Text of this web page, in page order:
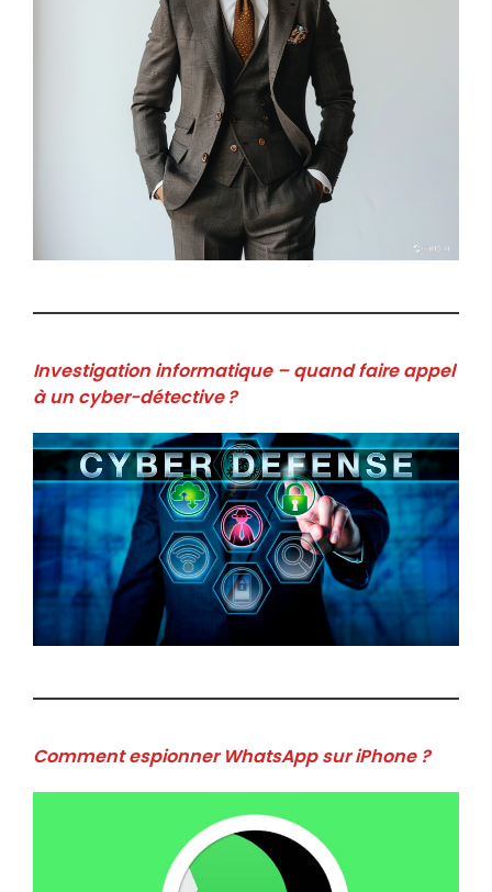
Investigation informatique – quand faire appel
à un cyber-détective ?
Comment espionner WhatsApp sur iPhone ?